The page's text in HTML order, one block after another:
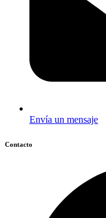
Envía un mensaje
Contacto